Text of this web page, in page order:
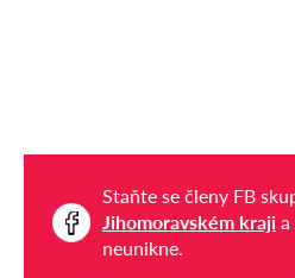
Staňte se členy FB
Jihomoravském kraji a
neunikne.